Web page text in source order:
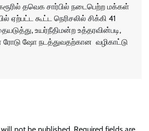
தவெக சார்பில் நடைபெற்ற மக்கள்
ஏற்பட்ட கூட்ட நெரிசலில் சிக்கி 41
உயர்நீதிமன்ற உத்தரவின்படி,
ரோடு ஷோ நடத்துவதற்கான வழிகாட்டு